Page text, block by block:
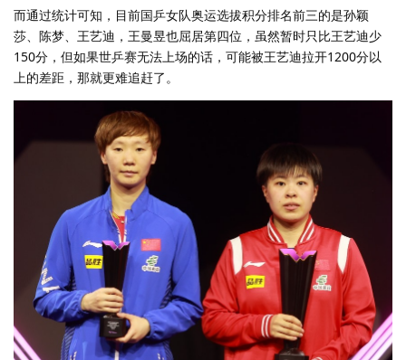
而通过统计可知，目前国乒女队奥运选拔积分排名前三的是孙颖
莎、陈梦、王艺迪，王曼昱也屈居第四位，虽然暂时只比王艺迪少
150分，但如果世乒赛无法上场的话，可能被王艺迪拉开1200分以
上的差距，那就更难追赶了。